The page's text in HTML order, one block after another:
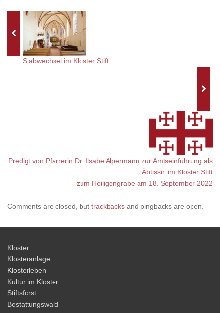
Stabwechsel im Kloster Stift
Predigt von Pfarrerin Dr. Ilsabe Alpermann zur Amtseinführung als
Äbtissin im Kloster Stift
zum Heiligengrabe am 18. September 2022
Comments are closed, but trackbacks and pingbacks are open.
Kloster
Klosteranlage
Klosterleben
Kultur im Kloster
Stiftsforst
Bestattungswald